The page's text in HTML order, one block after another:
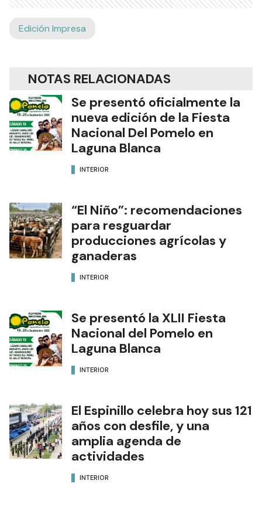
Edición Impresa
NOTAS RELACIONADAS
Se presentó oficialmente la
nueva edición de la Fiesta
Nacional Del Pomelo en
Laguna Blanca
INTERIOR
“El Niño”: recomendaciones
para resguardar
producciones agrícolas y
ganaderas
INTERIOR
Se presentó la XLII Fiesta
Nacional del Pomelo en
Laguna Blanca
INTERIOR
El Espinillo celebra hoy sus 121
años con desfile, y una
amplia agenda de
actividades
INTERIOR